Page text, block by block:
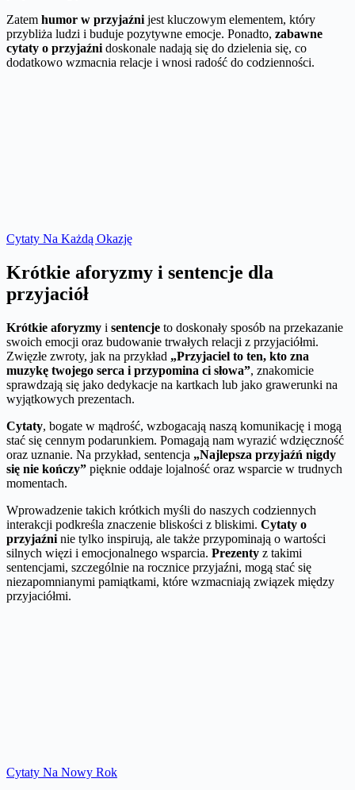
Zatem humor w przyjaźni jest kluczowym elementem, który
przybliża ludzi i buduje pozytywne emocje. Ponadto, zabawne
cytaty o przyjaźni doskonale nadają się do dzielenia się, co
dodatkowo wzmacnia relacje i wnosi radość do codzienności.
Cytaty Na Każdą Okazję
Krótkie aforyzmy i sentencje dla
przyjaciół
Krótkie aforyzmy i sentencje to doskonały sposób na przekazanie
swoich emocji oraz budowanie trwałych relacji z przyjaciółmi.
Zwięzłe zwroty, jak na przykład „Przyjaciel to ten, kto zna
muzykę twojego serca i przypomina ci słowa”, znakomicie
sprawdzają się jako dedykacje na kartkach lub jako grawerunki na
wyjątkowych prezentach.
Cytaty, bogate w mądrość, wzbogacają naszą komunikację i mogą
stać się cennym podarunkiem. Pomagają nam wyrazić wdzięczność
oraz uznanie. Na przykład, sentencja „Najlepsza przyjaźń nigdy
się nie kończy” pięknie oddaje lojalność oraz wsparcie w trudnych
momentach.
Wprowadzenie takich krótkich myśli do naszych codziennych
interakcji podkreśla znaczenie bliskości z bliskimi. Cytaty o
przyjaźni nie tylko inspirują, ale także przypominają o wartości
silnych więzi i emocjonalnego wsparcia. Prezenty z takimi
sentencjami, szczególnie na rocznice przyjaźni, mogą stać się
niezapomnianymi pamiątkami, które wzmacniają związek między
przyjaciółmi.
Cytaty Na Nowy Rok